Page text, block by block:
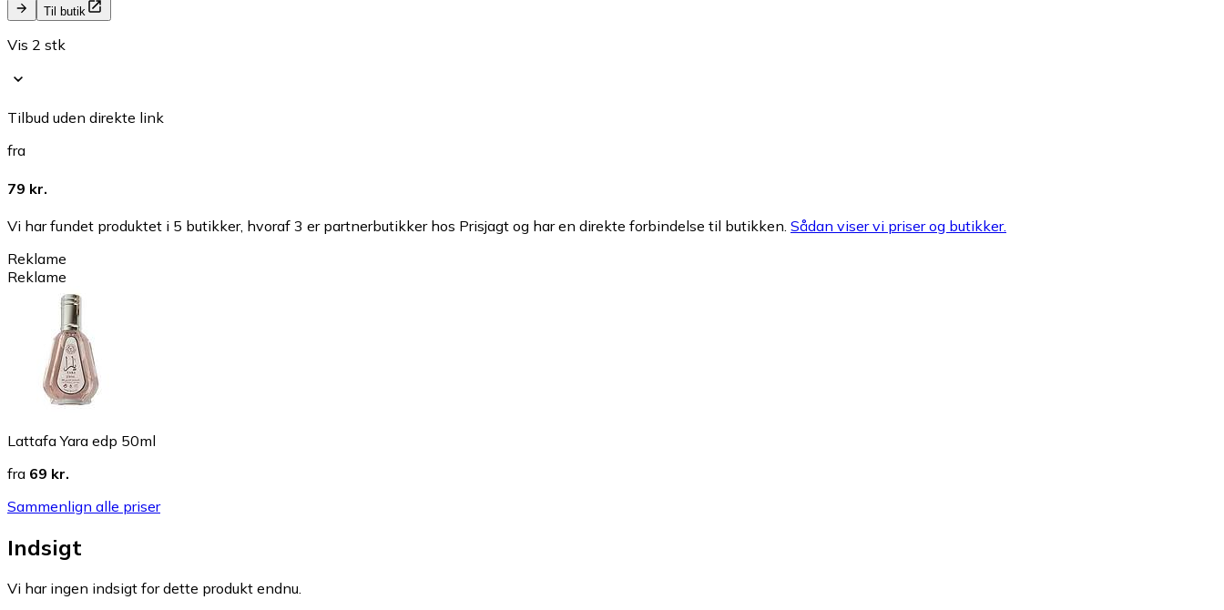
Til butik
Vis 2 stk
Tilbud uden direkte link
fra
79 kr.
Vi har fundet produktet i 5 butikker, hvoraf 3 er partnerbutikker hos Prisjagt og har en direkte forbindelse til butikken. Sådan viser vi priser og butikker.
Reklame
Reklame
Lattafa Yara edp 50ml
fra 69 kr.
Sammenlign alle priser
Indsigt
Vi har ingen indsigt for dette produkt endnu.